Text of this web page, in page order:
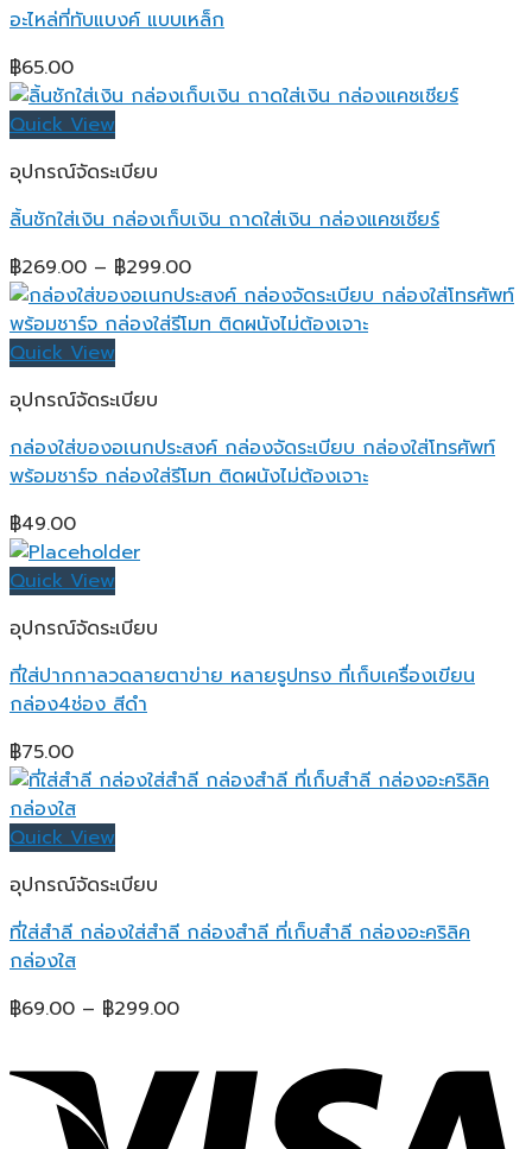
อะไหล่ที่ทับแบงค์ แบบเหล็ก
฿65.00
Quick View
อุปกรณ์จัดระเบียบ
ลิ้นชักใส่เงิน กล่องเก็บเงิน ถาดใส่เงิน กล่องแคชเชียร์
฿269.00 – ฿299.00Price
range:
฿269.00
Quick View
อุปกรณ์จัดระเบียบ
กล่องใส่ของอเนกประสงค์ กล่องจัดระเบียบ กล่องใส่โทรศัพท์
พร้อมชาร์จ กล่องใส่รีโมท ติดผนังไม่ต้องเจาะ
฿49.00
Quick View
อุปกรณ์จัดระเบียบ
ที่ใส่ปากกาลวดลายตาข่าย หลายรูปทรง ที่เก็บเครื่องเขียน
กล่อง4ช่อง สีดำ
฿75.00
Quick View
อุปกรณ์จัดระเบียบ
ที่ใส่สำลี กล่องใส่สำลี กล่องสำลี ที่เก็บสำลี กล่องอะคริลิค
กล่องใส
฿69.00 – ฿299.00Price
฿69.00
through
฿299.00